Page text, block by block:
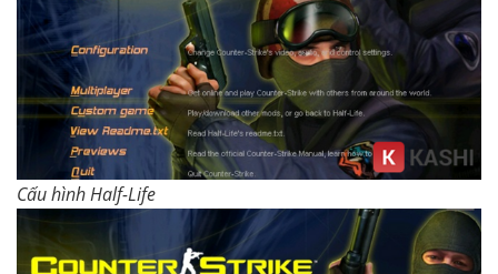
Cấu hình Half-Life